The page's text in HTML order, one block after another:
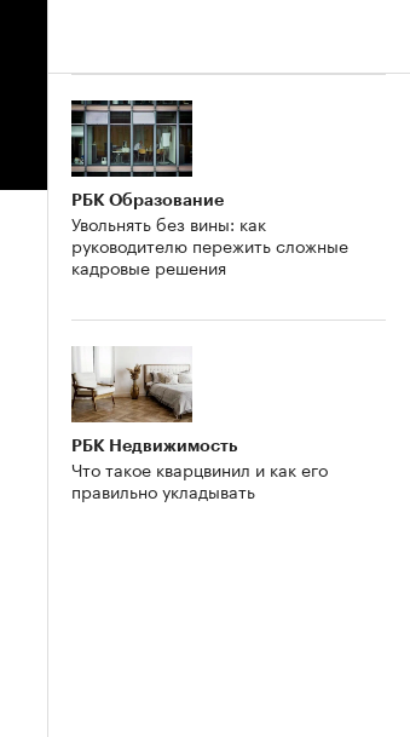
РБК Образование
Увольнять без вины: как
руководителю пережить сложные
кадровые решения
РБК Недвижимость
Что такое кварцвинил и как его
правильно укладывать